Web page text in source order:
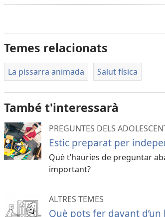
Temes relacionats
La pissarra animada Salut física
També t'interessarà
PREGUNTES DELS
Estic preparat per
Què t’hauries de preguntar
important?
ALTRES TEMES
Què pots fer davant